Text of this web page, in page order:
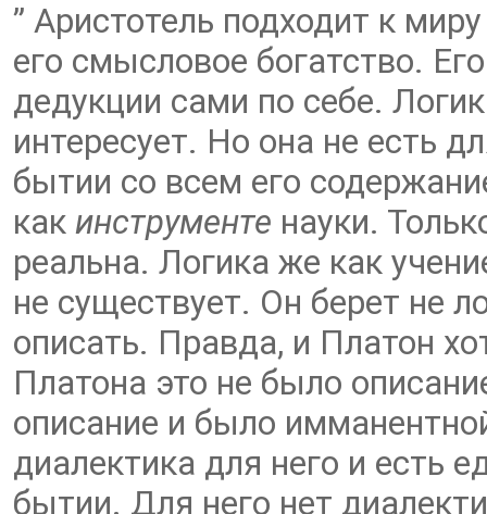
” Аристотель подходит к
его смысловое богатство.
дедукции сами по себе.
интересует. Но она не есть
бытии со всем его
как инструменте науки.
реальна. Логика же как
не существует. Он берет не
описать. Правда, и Платон
Платона это не было
описание и было
диалектика для него и есть
бытии. Для него нет